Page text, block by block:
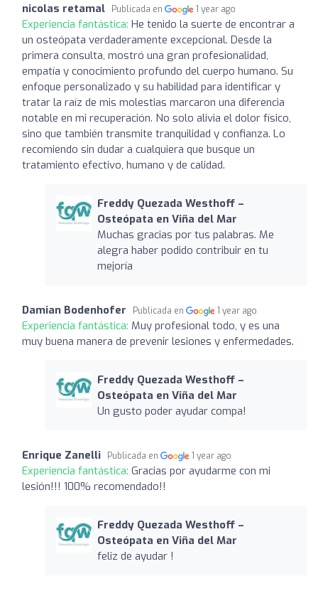
nicolas retamal Publicada en 1 year ago
Experiencia fantástica: He tenido la suerte de encontrar a
un osteópata verdaderamente excepcional. Desde la
primera consulta, mostró una gran profesionalidad,
empatía y conocimiento profundo del cuerpo humano. Su
enfoque personalizado y su habilidad para identificar y
tratar la raíz de mis molestias marcaron una diferencia
notable en mi recuperación. No solo alivia el dolor físico,
sino que también transmite tranquilidad y confianza. Lo
recomiendo sin dudar a cualquiera que busque un
tratamiento efectivo, humano y de calidad.
Freddy Quezada Westhoff –
Osteópata en Viña del Mar
Muchas gracias por tus palabras. Me
alegra haber podido contribuir en tu
mejoría
Damian Bodenhofer Publicada en 1 year ago
Experiencia fantástica: Muy profesional todo, y es una
muy buena manera de prevenir lesiones y enfermedades.
Freddy Quezada Westhoff –
Osteópata en Viña del Mar
Un gusto poder ayudar compa!
Enrique Zanelli Publicada en 1 year ago
Experiencia fantástica: Gracias por ayudarme con mi
lesión!!! 100% recomendado!!
Freddy Quezada Westhoff –
Osteópata en Viña del Mar
feliz de ayudar !